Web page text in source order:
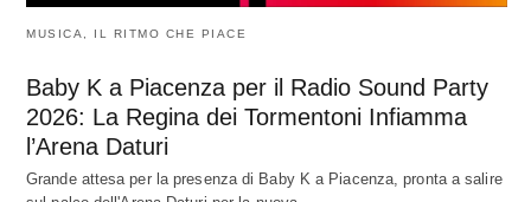
MUSICA, IL RITMO CHE PIACE
Baby K a Piacenza per il Radio Sound Party
2026: La Regina dei Tormentoni Infiamma
l’Arena Daturi
Grande attesa per la presenza di Baby K a Piacenza, pronta a salire